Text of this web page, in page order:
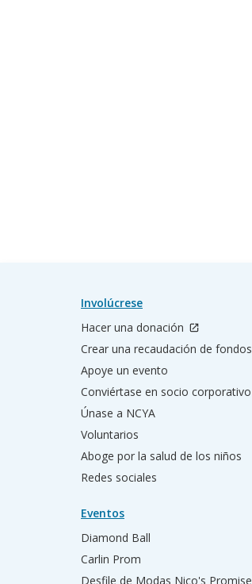
Involúcrese
Hacer una donación
Crear una recaudación de fondos
Apoye un evento
Conviértase en socio corporativo
Únase a NCYA
Voluntarios
Aboge por la salud de los niños
Redes sociales
Eventos
Diamond Ball
Carlin Prom
Desfile de Modas Nico's Promise